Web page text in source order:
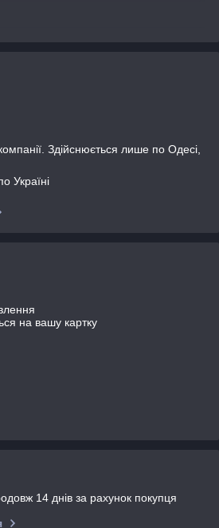
Здійснюється лише по Одесі,
Україні
на вашу картку
14 днів за рахунок покупця